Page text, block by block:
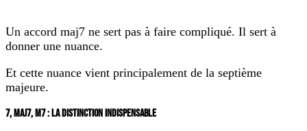
Un accord maj7 ne sert pas à faire compliqué. Il sert à
donner une nuance.
Et cette nuance vient principalement de la septième
majeure.
7, MAJ7, M7 : LA DISTINCTION INDISPENSABLE